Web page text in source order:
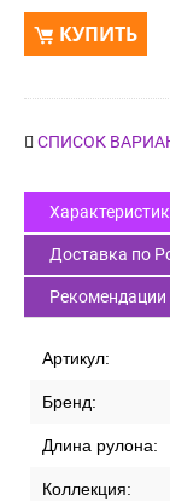
КУПИТЬ
СПИСОК
Доставка по
Рекомендации
Артикул:
Бренд:
Длина рулона:
Коллекция: